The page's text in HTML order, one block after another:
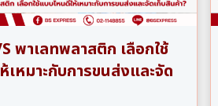
พาเลทพลาสติก เลือกใช้
เหมาะกับการขนส่งและจัด